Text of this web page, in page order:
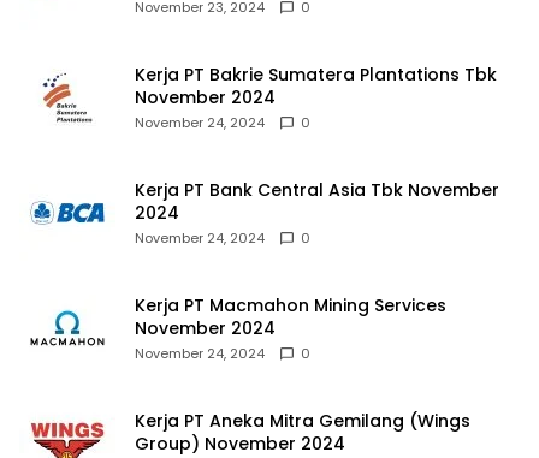
November 23, 2024 0
Kerja PT Bakrie Sumatera Plantations Tbk
November 2024
November 24, 2024 0
Kerja PT Bank Central Asia Tbk November
2024
November 24, 2024 0
Kerja PT Macmahon Mining Services
November 2024
November 24, 2024 0
Kerja PT Aneka Mitra Gemilang (Wings
Group) November 2024